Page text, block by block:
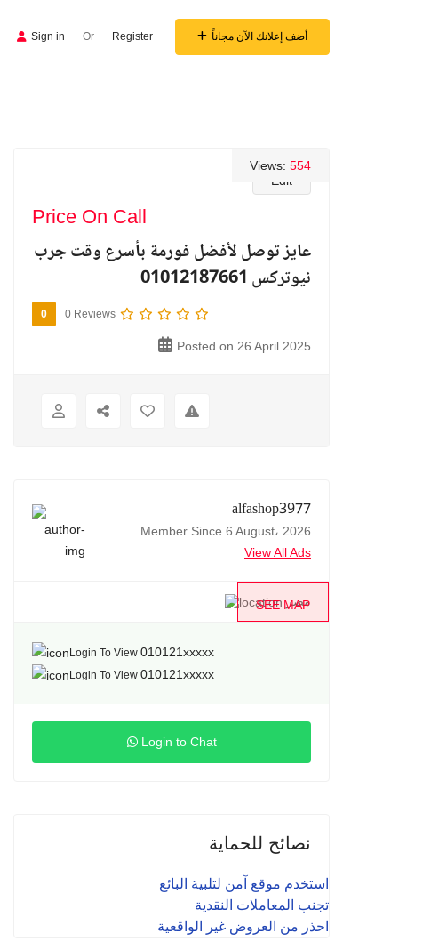
Sign in Or Register أضف إعلانك الآن مجاناً
Edit
Views: 554
Price On Call
عايز توصل لأفضل فورمة بأسرع وقت جرب
نيوتركس 01012187661
0 0 Reviews
Posted on 26 April 2025
alfashop3977
Member Since 6 August، 2026
View All Ads
SEE MAP
مصر
Login To View 010121xxxxx
Login To View 010121xxxxx
Login to Chat
نصائح للحماية
استخدم موقع آمن لتلبية البائع
تجنب المعاملات النقدية
احذر من العروض غير الواقعية